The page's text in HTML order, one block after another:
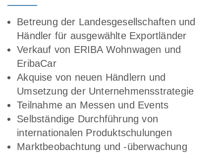
Betreung der Landesgesellschaften und
Händler für ausgewählte Exportländer
Verkauf von ERIBA Wohnwagen und
EribaCar
Akquise von neuen Händlern und
Umsetzung der Unternehmensstrategie
Teilnahme an Messen und Events
Selbständige Durchführung von
internationalen Produktschulungen
Marktbeobachtung und -überwachung